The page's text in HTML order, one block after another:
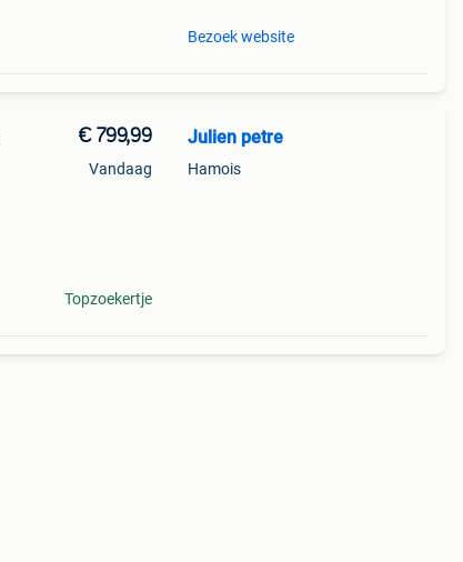
Bezoek website
€ 799,99
Vandaag
Topzoekertje
Julien petre
Hamois